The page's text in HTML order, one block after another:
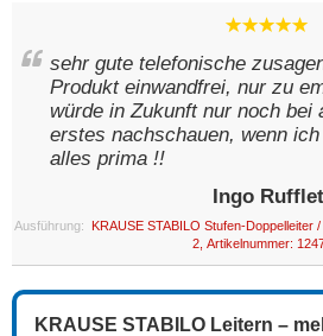
sehr gute telefonische
Produkt einwandfrei, nur zu
würde in Zukunft nur noch bei
erstes nachschauen, wenn
alles prima !!
Ingo Rufflet
Ausführung: KRAUSE STABILO Stufen-Doppelleiter
2, Artikelnummer:
KRAUSE STABILO Leitern –